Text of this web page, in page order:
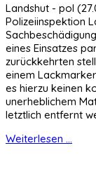
Landshut - pol
Polizeiinspektion
eines Einsatzes
zurückkehrten
einem
es hierzu keinen
unerheblichem
letztlich entfernt
Weiterlesen ...